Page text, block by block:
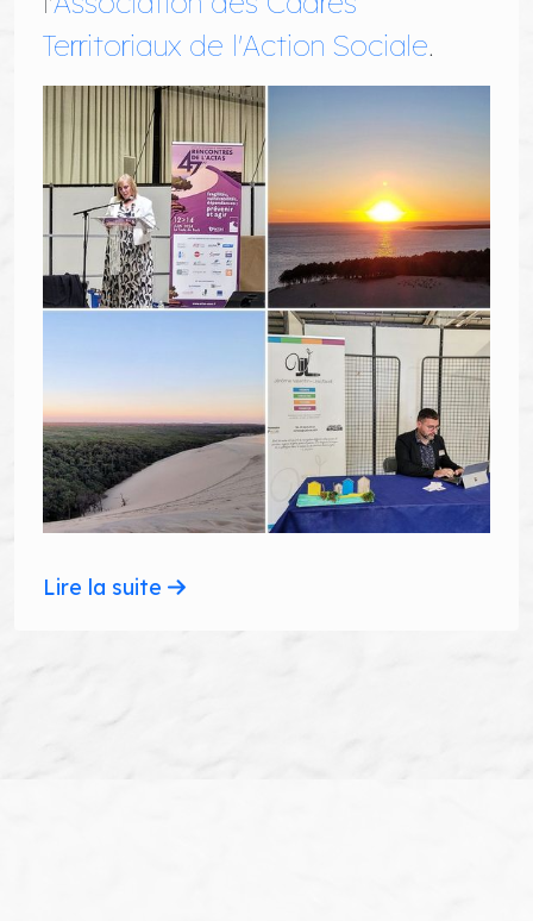
Territoriaux de l'Action Sociale.
Lire la suite